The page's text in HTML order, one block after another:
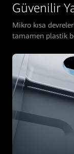
Güvenilir
Mikro kısa
tamamen plastik